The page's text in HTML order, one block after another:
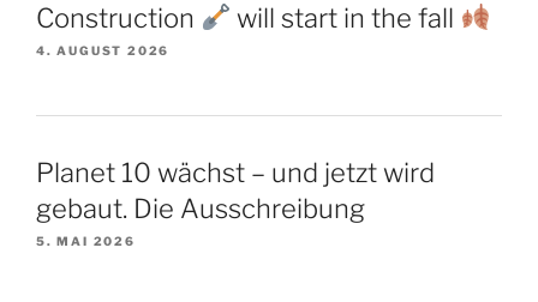
Construction
will start in the fall
4. AUGUST 2026
Planet 10 wächst – und jetzt wird
gebaut. Die Ausschreibung
5. MAI 2026